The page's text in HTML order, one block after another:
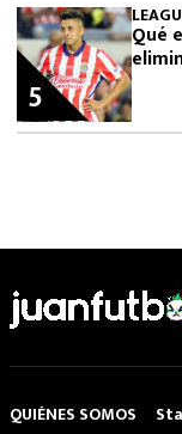
Qué
5
QUIÉNES SOMOS